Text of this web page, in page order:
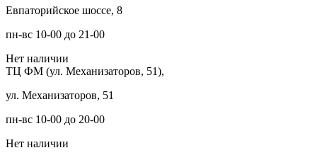
Евпаторийское шоссе, 8
пн-вс 10-00 до 21-00
Нет наличии
ТЦ ФМ (ул. Механизаторов, 51),
ул. Механизаторов, 51
пн-вс 10-00 до 20-00
Нет наличии